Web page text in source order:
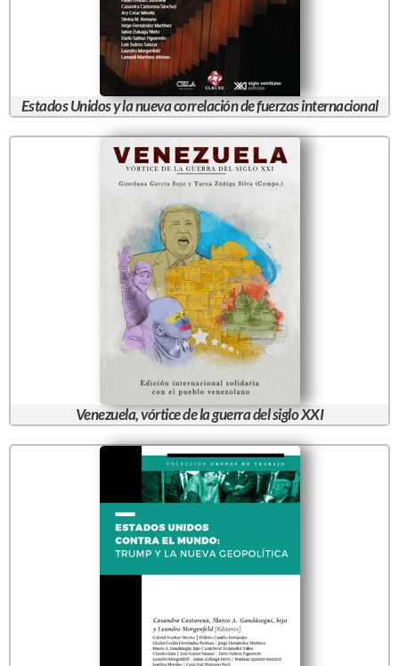
Estados Unidos y la nueva correlación de fuerzas internacional
Venezuela, vórtice de la guerra del siglo XXI